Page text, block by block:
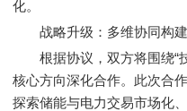
化。
战略升级：多维协同构建
根据协议，双方将围绕“技
核心方向深化合作。此次合
探索储能与电力交易市场化